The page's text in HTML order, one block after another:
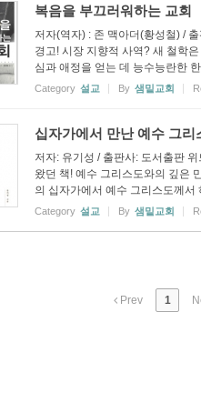
복음을 부끄러워하는 교회
저자(역자) : 존 맥아더(황성철) /
경고! 시장 지향적 사역? 새 철학
심과 애정을 얻는 데 능수능란한
Category 설교 By 샘밑교회
십자가에서 만난 예수 그리
저자: 유기성 / 출판사: 도서출판
왔던 책! 예수 그리스도와의 깊은
의 십자가에서 예수 그리스도께서
Category 설교 By 샘밑교회
Prev 1